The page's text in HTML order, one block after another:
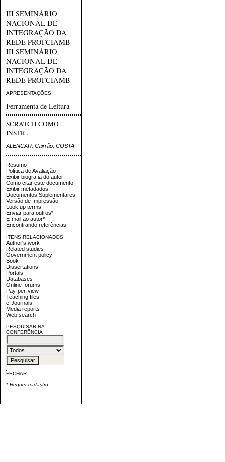
III SEMINÁRIO
NACIONAL DE
INTEGRAÇÃO DA
REDE PROFCIAMB
III SEMINÁRIO
NACIONAL DE
INTEGRAÇÃO DA
REDE PROFCIAMB
APRESENTAÇÕES
Ferramenta de Leitura
SCRATCH COMO
INSTR...
ALENCAR, Cairrão, COSTA
Resumo
Política de Avaliação
Exibir biografia do autor
Como citar este documento
Exibir metadados
Documentos Suplementares
Versão de Impressão
Look up terms
Enviar para outros*
E-mail ao autor*
Encontrando referências
ITENS RELACIONADOS
Author's work
Related studies
Government policy
Book
Dissertations
Portals
Databases
Online forums
Pay-per-view
Teaching files
e-Journals
Media reports
Web search
PESQUISAR NA
CONFERÊNCIA
FECHAR
* Requercadastro